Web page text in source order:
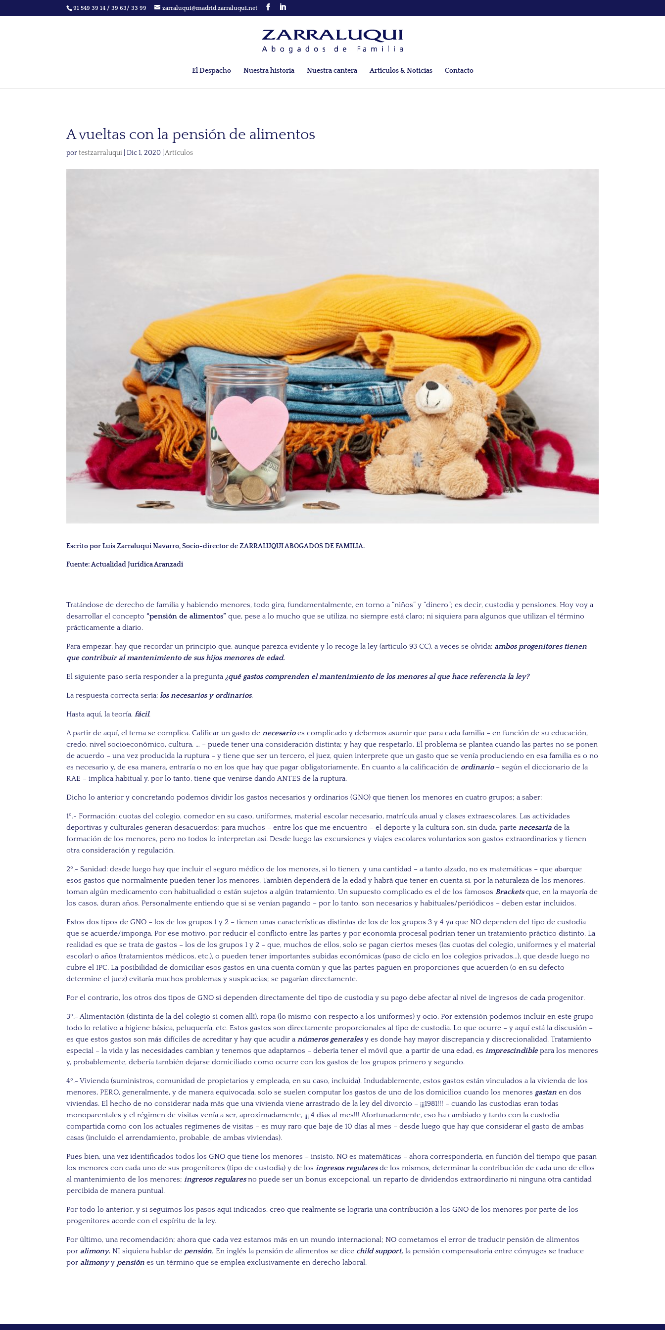
91 549 39 14 / 39 63/ 33 99 zarraluqui@madrid.zarraluqui.net
El Despacho Nuestra historia Nuestra cantera Artículos & Noticias Contacto
A vueltas con la pensión de alimentos
portestzarraluqui |Dic 1, 2020 |Artículos
Escrito por Luis Zarraluqui Navarro, Socio-director de ZARRALUQUI ABOGADOS DE FAMILIA.
Fuente: Actualidad Jurídica Aranzadi
Tratándose de derecho de familia y habiendo menores, todo gira, fundamentalmente, en torno a “niños” y “dinero”; es decir, custodia y pensiones. Hoy voy a
desarrollar el concepto “pensión de alimentos” que, pese a lo mucho que se utiliza, no siempre está claro; ni siquiera para algunos que utilizan el término
prácticamente a diario.
Para empezar, hay que recordar un principio que, aunque parezca evidente y lo recoge la ley (artículo 93 CC), a veces se olvida: ambos progenitores tienen
que contribuir al mantenimiento de sus hijos menores de edad.
El siguiente paso sería responder a la pregunta ¿qué gastos comprenden el mantenimiento de los menores al que hace referencia la ley?
La respuesta correcta sería: los necesarios y ordinarios.
Hasta aquí, la teoría, fácil.
A partir de aquí, el tema se complica. Calificar un gasto de necesario es complicado y debemos asumir que para cada familia – en función de su educación,
credo, nivel socioeconómico, cultura, … – puede tener una consideración distinta; y hay que respetarlo. El problema se plantea cuando las partes no se ponen
de acuerdo – una vez producida la ruptura – y tiene que ser un tercero, el juez, quien interprete que un gasto que se venía produciendo en esa familia es o no
es necesario y, de esa manera, entraría o no en los que hay que pagar obligatoriamente. En cuanto a la calificación de ordinario – según el diccionario de la
RAE – implica habitual y, por lo tanto, tiene que venirse dando ANTES de la ruptura.
Dicho lo anterior y concretando podemos dividir los gastos necesarios y ordinarios (GNO) que tienen los menores en cuatro grupos; a saber:
1º.- Formación: cuotas del colegio, comedor en su caso, uniformes, material escolar necesario, matrícula anual y clases extraescolares. Las actividades
deportivas y culturales generan desacuerdos; para muchos – entre los que me encuentro – el deporte y la cultura son, sin duda, parte necesaria de la
formación de los menores, pero no todos lo interpretan así. Desde luego las excursiones y viajes escolares voluntarios son gastos extraordinarios y tienen
otra consideración y regulación.
2º.- Sanidad: desde luego hay que incluir el seguro médico de los menores, si lo tienen, y una cantidad – a tanto alzado, no es matemáticas – que abarque
esos gastos que normalmente pueden tener los menores. También dependerá de la edad y habrá que tener en cuenta si, por la naturaleza de los menores,
toman algún medicamento con habitualidad o están sujetos a algún tratamiento. Un supuesto complicado es el de los famosos Brackets que, en la mayoría de
los casos, duran años. Personalmente entiendo que si se venían pagando – por lo tanto, son necesarios y habituales/periódicos – deben estar incluidos.
Estos dos tipos de GNO – los de los grupos 1 y 2 – tienen unas características distintas de los de los grupos 3 y 4 ya que NO dependen del tipo de custodia
que se acuerde/imponga. Por ese motivo, por reducir el conflicto entre las partes y por economía procesal podrían tener un tratamiento práctico distinto. La
realidad es que se trata de gastos – los de los grupos 1 y 2 – que, muchos de ellos, solo se pagan ciertos meses (las cuotas del colegio, uniformes y el material
escolar) o años (tratamientos médicos, etc.), o pueden tener importantes subidas económicas (paso de ciclo en los colegios privados…), que desde luego no
cubre el IPC. La posibilidad de domiciliar esos gastos en una cuenta común y que las partes paguen en proporciones que acuerden (o en su defecto
determine el juez) evitaría muchos problemas y suspicacias; se pagarían directamente.
Por el contrario, los otros dos tipos de GNO sí dependen directamente del tipo de custodia y su pago debe afectar al nivel de ingresos de cada progenitor.
3º.- Alimentación (distinta de la del colegio si comen allí), ropa (lo mismo con respecto a los uniformes) y ocio. Por extensión podemos incluir en este grupo
todo lo relativo a higiene básica, peluquería, etc. Estos gastos son directamente proporcionales al tipo de custodia. Lo que ocurre – y aquí está la discusión –
es que estos gastos son más difíciles de acreditar y hay que acudir a números generales y es donde hay mayor discrepancia y discrecionalidad. Tratamiento
especial – la vida y las necesidades cambian y tenemos que adaptarnos – debería tener el móvil que, a partir de una edad, es imprescindible para los menores
y, probablemente, debería también dejarse domiciliado como ocurre con los gastos de los grupos primero y segundo.
4º.- Vivienda (suministros, comunidad de propietarios y empleada, en su caso, incluida). Indudablemente, estos gastos están vinculados a la vivienda de los
menores, PERO, generalmente, y de manera equivocada, solo se suelen computar los gastos de uno de los domicilios cuando los menores gastan en dos
viviendas. El hecho de no considerar nada más que una vivienda viene arrastrado de la ley del divorcio – ¡¡¡1981!!! – cuando las custodias eran todas
monoparentales y el régimen de visitas venía a ser, aproximadamente, ¡¡¡ 4 días al mes!!! Afortunadamente, eso ha cambiado y tanto con la custodia
compartida como con los actuales regímenes de visitas – es muy raro que baje de 10 días al mes – desde luego que hay que considerar el gasto de ambas
casas (incluido el arrendamiento, probable, de ambas viviendas).
Pues bien, una vez identificados todos los GNO que tiene los menores – insisto, NO es matemáticas – ahora correspondería, en función del tiempo que pasan
los menores con cada uno de sus progenitores (tipo de custodia) y de los ingresos regulares de los mismos, determinar la contribución de cada uno de ellos
al mantenimiento de los menores; ingresos regulares no puede ser un bonus excepcional, un reparto de dividendos extraordinario ni ninguna otra cantidad
percibida de manera puntual.
Por todo lo anterior, y si seguimos los pasos aquí indicados, creo que realmente se lograría una contribución a los GNO de los menores por parte de los
progenitores acorde con el espíritu de la ley.
Por último, una recomendación; ahora que cada vez estamos más en un mundo internacional; NO cometamos el error de traducir pensión de alimentos
por alimony. NI siquiera hablar de pensión. En inglés la pensión de alimentos se dice child support, la pensión compensatoria entre cónyuges se traduce
por alimony y pensión es un término que se emplea exclusivamente en derecho laboral.